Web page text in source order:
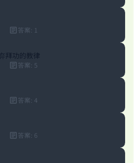
答案: 1
拜功的教律
答案: 5
答案: 4
答案: 6
on millions of lives
today
is crucial for our mission.